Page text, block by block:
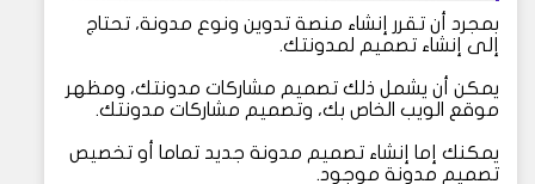
بمجرد أن تقرر إنشاء منصة تدوين ونوع مدونة، تحتاج
إلى إنشاء تصميم لمدونتك.
يمكن أن يشمل ذلك تصميم مشاركات مدونتك، ومظهر
موقع الويب الخاص بك، وتصميم مشاركات مدونتك.
يمكنك إما إنشاء تصميم مدونة جديد تماما أو تخصيص
تصميم مدونة موجود.